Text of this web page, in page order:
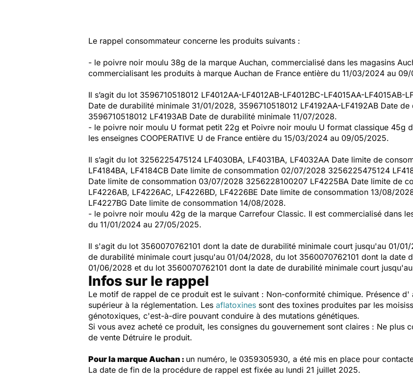
Le rappel consommateur concerne les produits suivants :
- le poivre noir moulu 38g de la marque Auchan, commercialisé dans les magasins
commercialisant les produits à marque Auchan de France entière du 11/03/2024 au
Il s’agit du lot 3596710518012 LF4012AA-LF4012AB-LF4012BC-LF4015AA-
Date de durabilité minimale 31/01/2028, 3596710518012 LF4192AA-LF4192AB Date
3596710518012 LF4193AB Date de durabilité minimale 11/07/2028.
- le poivre noir moulu U format petit 22g et Poivre noir moulu U format classique 45g
les enseignes COOPERATIVE U de France entière du 15/03/2024 au 09/05/2025.
Il s’agit du lot 3256225475124 LF4030BA, LF4031BA, LF4032AA Date limite de
LF4184BA, LF4184CB Date limite de consommation 02/07/2028 3256225475124
Date limite de consommation 03/07/2028 3256228100207 LF4225BA Date limite de
LF4226AB, LF4226AC, LF4226BD, LF4226BE Date limite de consommation 13/08/
LF4227BG Date limite de consommation 14/08/2028.
- le poivre noir moulu 42g de la marque Carrefour Classic. Il est commercialisé dans
du 11/01/2024 au 27/05/2025.
Il s'agit du lot 3560070762101 dont la date de durabilité minimale court jusqu'au 01/
de durabilité minimale court jusqu'au 01/04/2028, du lot 3560070762101 dont la date
01/06/2028 et du lot 3560070762101 dont la date de durabilité minimale court
Infos sur le rappel
Le motif de rappel de ce produit est le suivant : Non-conformité chimique. Présence
supérieur à la réglementation. Les aflatoxines sont des toxines produites par les
génotoxiques, c'est-à-dire pouvant conduire à des mutations génétiques.
Si vous avez acheté ce produit, les consignes du gouvernement sont claires : Ne plus
de vente Détruire le produit.
Pour la marque Auchan : un numéro, le 0359305930, a été mis en place pour
La date de fin de la procédure de rappel est fixée au lundi 21 juillet 2025.